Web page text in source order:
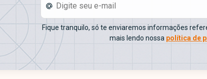
Fique tranquilo, só te enviaremos informações
mais lendo nossa política de